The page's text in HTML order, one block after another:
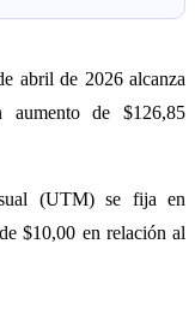
abril de 2026 alcanza
aumento de $126,85
(UTM) se fija en
$10,00 en relación al